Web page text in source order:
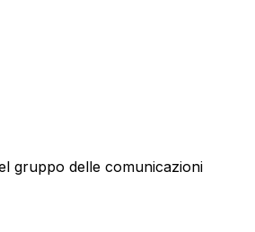
gruppo delle comunicazioni